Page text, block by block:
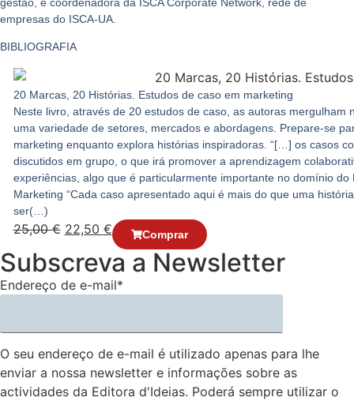
empresas do ISCA-UA.
BIBLIOGRAFIA
20 Marcas, 20 Histórias. Estudos de caso em marketing
Neste livro, através de 20 estudos de caso, as autoras
uma variedade de setores, mercados e abordagens. Prepare-se
marketing enquanto explora histórias inspiradoras. “[…] os casos
discutidos em grupo, o que irá promover a aprendizagem
experiências, algo que é particularmente importante no domínio
Marketing “Cada caso apresentado aqui é mais do que uma
ser(…)
25,00€ 22,50 € Comprar
Subscreva a Newsletter
Endereço de e-mail*
O seu endereço de e-mail é utilizado apenas para lhe
enviar a nossa newsletter e informações sobre as
actividades da Editora d'Ideias. Poderá sempre utilizar o